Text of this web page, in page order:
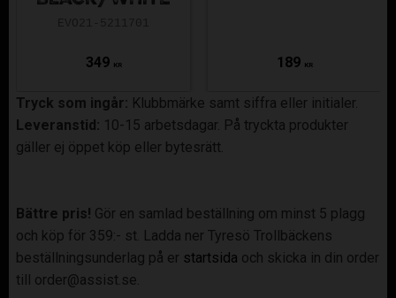
349 KR 189 KR
Tryck som ingår: Klubbmärke samt siffra eller initialer.
Leveranstid: 10-15 arbetsdagar. På tryckta produkter
gäller ej öppet köp eller bytesrätt.
Bättre pris! Gör en samlad beställning om minst 5 plagg
och köp för 359:- st. Ladda ner Tyresö Trollbäckens
beställningsunderlag på er startsida och skicka in din order
till order@assist.se.